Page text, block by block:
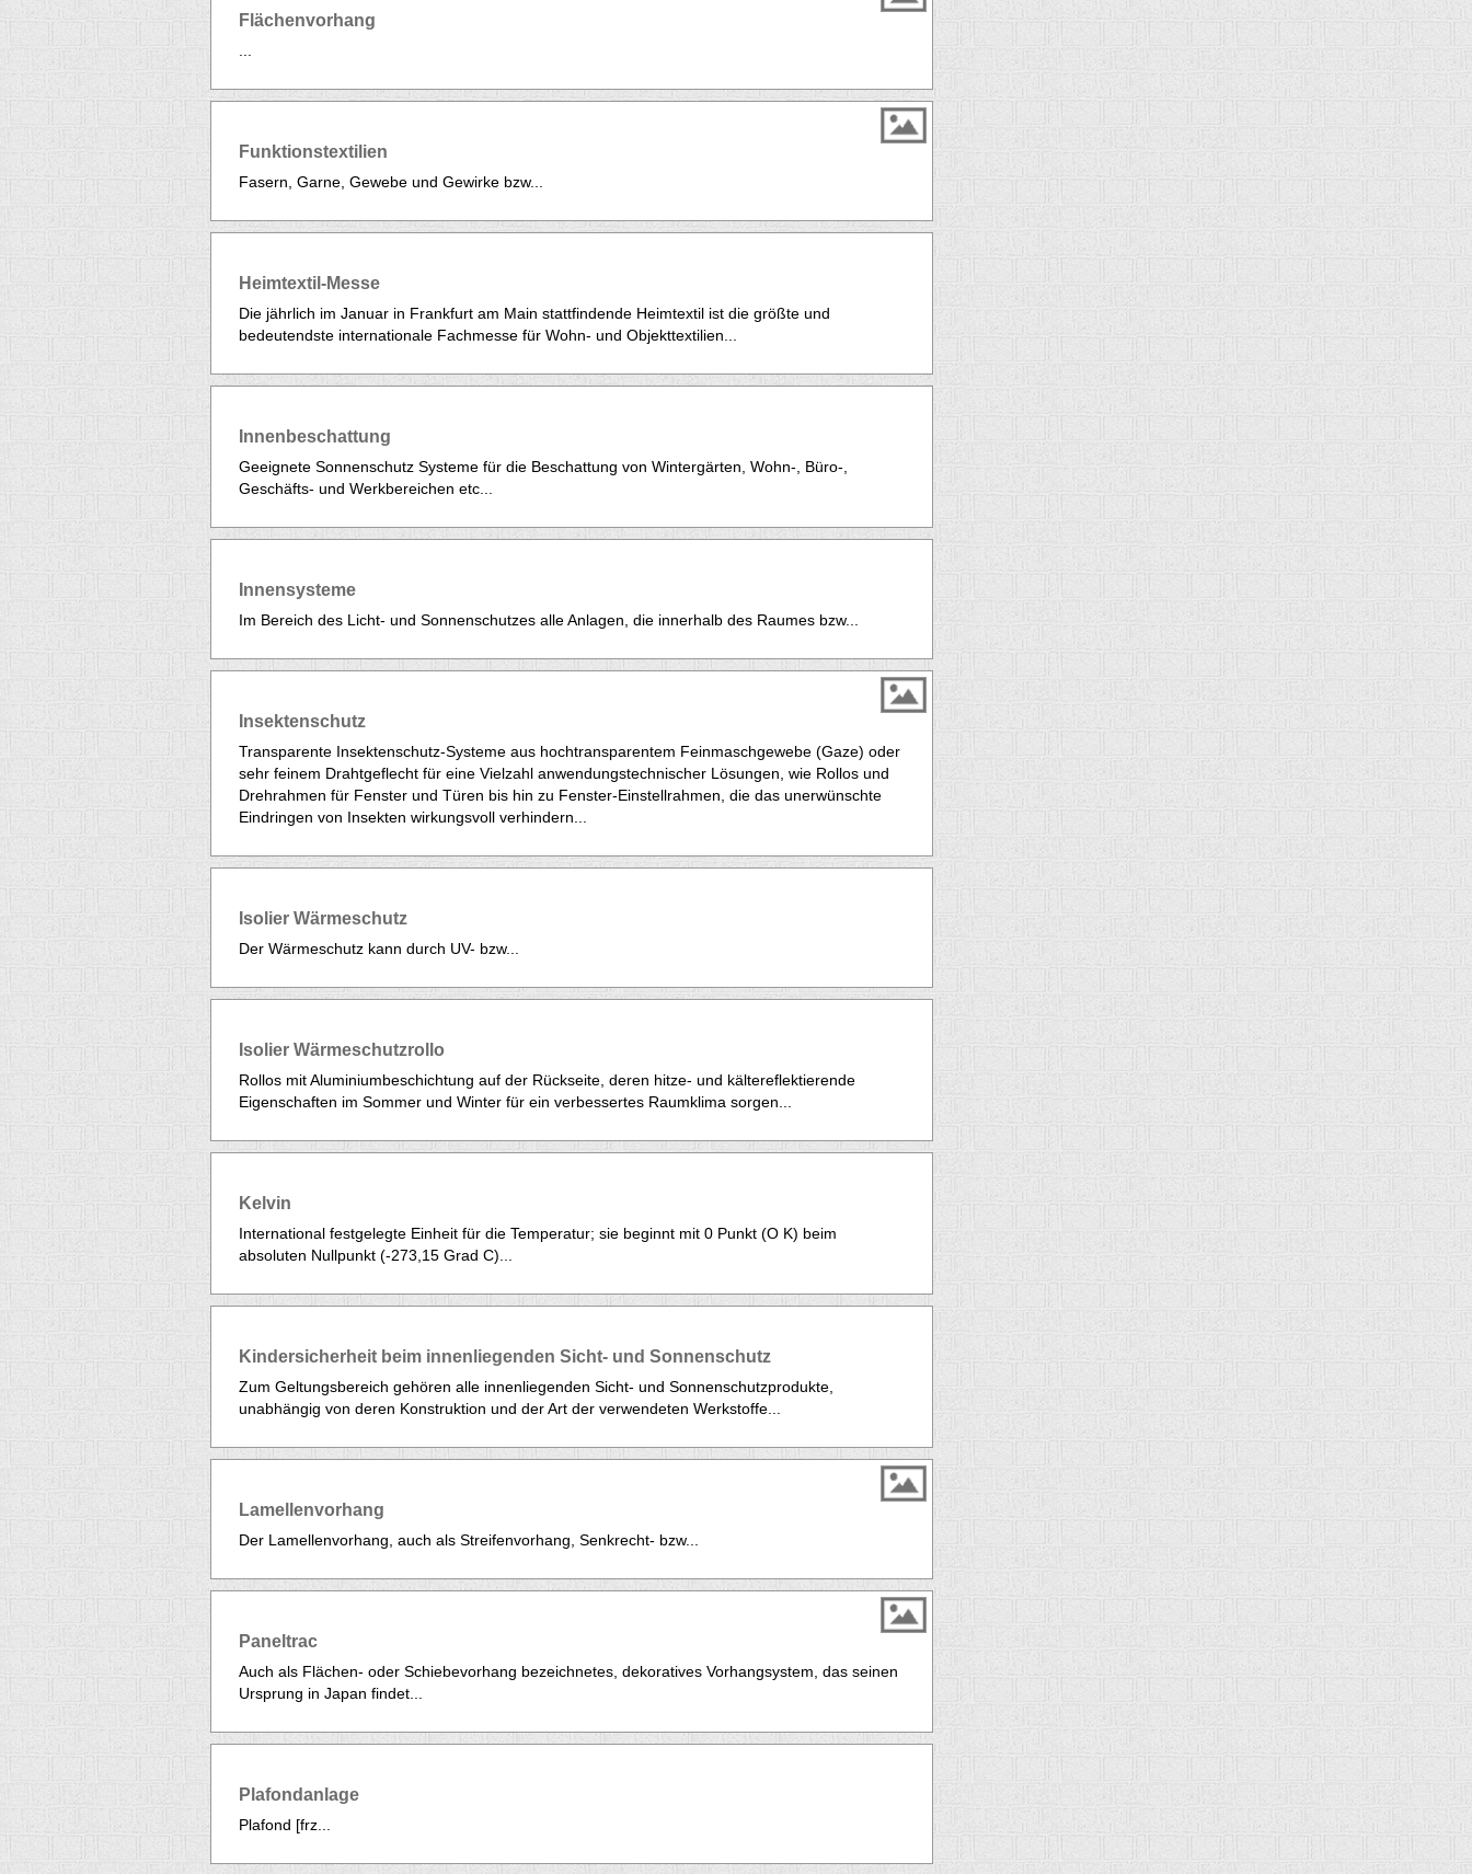
Flächenvorhang
Funktionstextilien
Fasern, Garne, Gewebe und Gewirke bzw...
Heimtextil-Messe
Die jährlich im Januar in Frankfurt am Main stattfindende Heimtextil ist die größte und
bedeutendste internationale Fachmesse für Wohn- und Objekttextilien...
Innenbeschattung
Geeignete Sonnenschutz Systeme für die Beschattung von Wintergärten, Wohn-, Büro-,
Geschäfts- und Werkbereichen etc...
Innensysteme
Im Bereich des Licht- und Sonnenschutzes alle Anlagen, die innerhalb des Raumes bzw...
Insektenschutz
Transparente Insektenschutz-Systeme aus hochtransparentem Feinmaschgewebe (Gaze) oder
sehr feinem Drahtgeflecht für eine Vielzahl anwendungstechnischer Lösungen, wie Rollos und
Drehrahmen für Fenster und Türen bis hin zu Fenster-Einstellrahmen, die das unerwünschte
Eindringen von Insekten wirkungsvoll verhindern...
Isolier Wärmeschutz
Der Wärmeschutz kann durch UV- bzw...
Isolier Wärmeschutzrollo
Rollos mit Aluminiumbeschichtung auf der Rückseite, deren hitze- und kältereflektierende
Eigenschaften im Sommer und Winter für ein verbessertes Raumklima sorgen...
Kelvin
International festgelegte Einheit für die Temperatur; sie beginnt mit 0 Punkt (O K) beim
absoluten Nullpunkt (-273,15 Grad C)...
Kindersicherheit beim innenliegenden Sicht- und Sonnenschutz
Zum Geltungsbereich gehören alle innenliegenden Sicht- und Sonnenschutzprodukte,
unabhängig von deren Konstruktion und der Art der verwendeten Werkstoffe...
Lamellenvorhang
Der Lamellenvorhang, auch als Streifenvorhang, Senkrecht- bzw...
Paneltrac
Auch als Flächen- oder Schiebevorhang bezeichnetes, dekoratives Vorhangsystem, das seinen
Ursprung in Japan findet...
Plafondanlage
Plafond [frz...